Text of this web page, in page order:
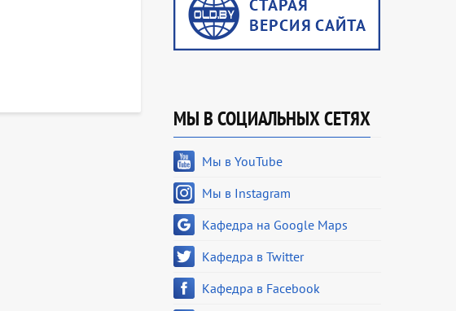
МЫ В СОЦИАЛЬНЫХ СЕТЯХ
Мы в YouTube
Мы в Instagram
Кафедра на Google Maps
Кафедра в Twitter
Кафедра в Facebook